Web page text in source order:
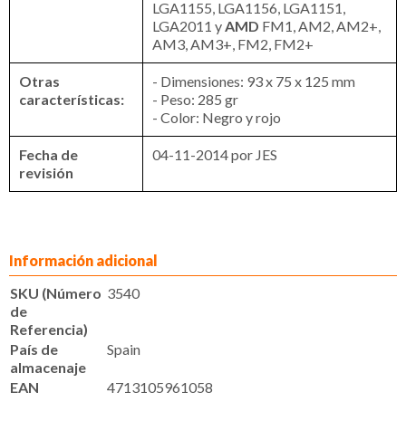
LGA1155, LGA1156, LGA1151,
LGA2011 yAMD FM1, AM2, AM2+,
AM3, AM3+, FM2, FM2+
Otras
características:
- Dimensiones: 93 x 75 x 125 mm
- Peso: 285 gr
- Color: Negro y rojo
Fecha de
revisión
04-11-2014 por JES
Información adicional
SKU (Número
de
Referencia)
3540
País de
almacenaje
Spain
EAN 4713105961058